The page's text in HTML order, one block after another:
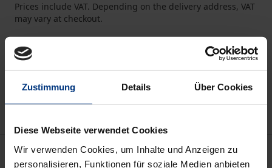
Zustimmung Details Über Cookies
Diese Webseite verwendet Cookies
Wir verwenden Cookies, um Inhalte und Anzeigen zu
personalisieren, Funktionen für soziale Medien anbieten
Prices include VAT. Depending on the delivery address, VAT
may vary at checkout.
Add to Wish List
Delivery cost notice
Description